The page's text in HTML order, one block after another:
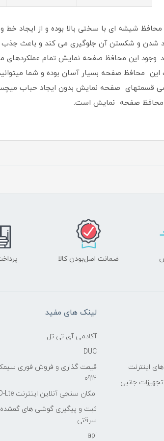
شیشه ای با سختی بالا بوده و از
شدن و شکستن آن جلوگیری می کند و باعث جذب
محافظ صفحه بسیار آسان بوده و شما
قسمتهای صفحه نمایش بدون ایجاد حباب
محافظ صفحه نمایش است.
ضمانت اصل‌بودن کالا
اینترنت
جانبی
لینک های مفید
آکادمی آی تی تل
DUC
قیمت گذاری و فروش فوری
0912
امکان سنجی آنلاین اینترنت TD-Lte
ثبت و پیگیری گوشی های
سرقتی
api